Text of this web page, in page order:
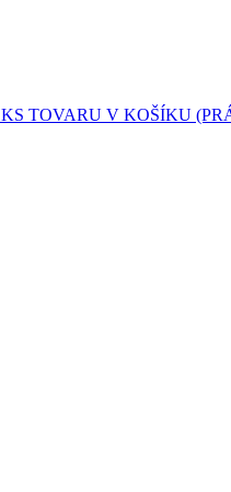
KS TOVARU V KOŠÍKU